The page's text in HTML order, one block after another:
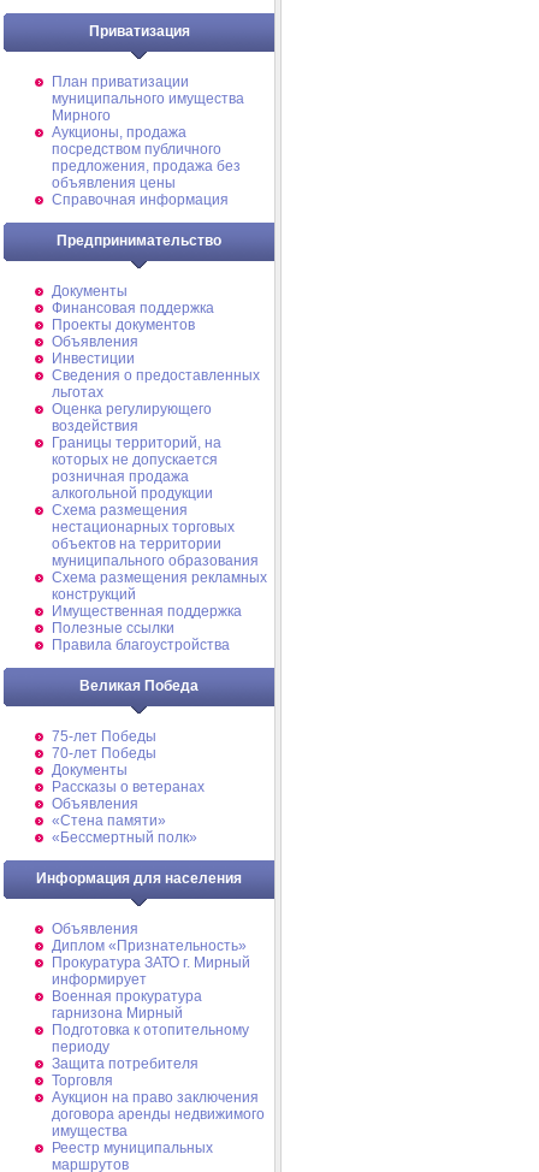
Приватизация
План приватизации
муниципального имущества
Мирного
Аукционы, продажа
посредством публичного
предложения, продажа без
объявления цены
Справочная информация
Предпринимательство
Документы
Финансовая поддержка
Проекты документов
Объявления
Инвестиции
Сведения о предоставленных
льготах
Оценка регулирующего
воздействия
Границы территорий, на
которых не допускается
розничная продажа
алкогольной продукции
Схема размещения
нестационарных торговых
объектов на территории
муниципального образования
Схема размещения рекламных
конструкций
Имущественная поддержка
Полезные ссылки
Правила благоустройства
Великая Победа
75-лет Победы
70-лет Победы
Документы
Рассказы о ветеранах
Объявления
«Стена памяти»
«Бессмертный полк»
Информация для населения
Объявления
Диплом «Признательность»
Прокуратура ЗАТО г. Мирный
информирует
Военная прокуратура
гарнизона Мирный
Подготовка к отопительному
периоду
Защита потребителя
Торговля
Аукцион на право заключения
договора аренды недвижимого
имущества
Реестр муниципальных
маршрутов